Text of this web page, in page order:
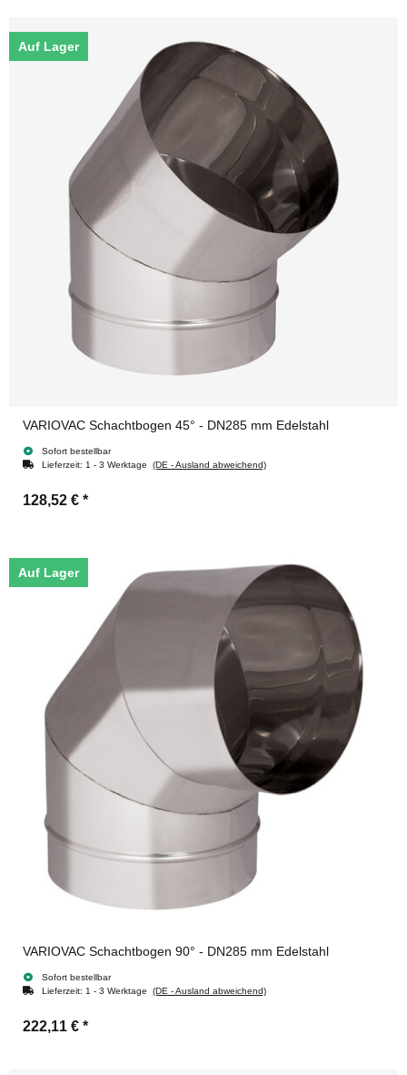
Auf Lager
VARIOVAC Schachtbogen 45° - DN285 mm Edelstahl
Sofort bestellbar
Lieferzeit: 1 - 3 Werktage (DE - Ausland abweichend)
128,52 € *
Auf Lager
VARIOVAC Schachtbogen 90° - DN285 mm Edelstahl
Sofort bestellbar
Lieferzeit: 1 - 3 Werktage (DE - Ausland abweichend)
222,11 € *